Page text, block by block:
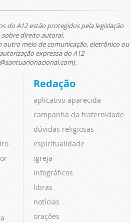
do A12 estão protegidos pela legislação
sobre direito autoral.
meio de comunicação, eletrônico ou
expressa do A12
Redação
aplicativo aparecida
campanha da fraternidade
dúvidas religiosas
espiritualidade
igreja
infográficos
libras
notícias
orações